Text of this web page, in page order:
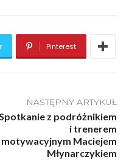
Pinterest
NASTĘPNY ARTYKUŁ
z podróżnikiem
i trenerem
motywacyjnym Maciejem
Młynarczykiem